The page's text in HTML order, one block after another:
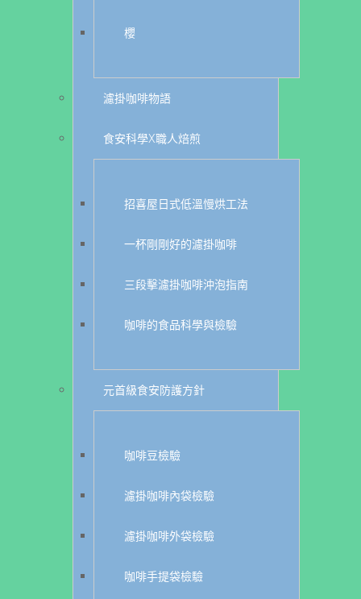
櫻
濾掛咖啡物語
食安科學X職人焙煎
招喜屋日式低溫慢烘工法
一杯剛剛好的濾掛咖啡
三段擊濾掛咖啡沖泡指南
咖啡的食品科學與檢驗
元首級食安防護方針
咖啡豆檢驗
濾掛咖啡內袋檢驗
濾掛咖啡外袋檢驗
咖啡手提袋檢驗